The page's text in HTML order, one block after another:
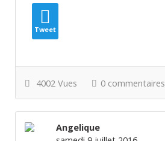
Tweet
4002 Vues 0 commentaires
Angelique